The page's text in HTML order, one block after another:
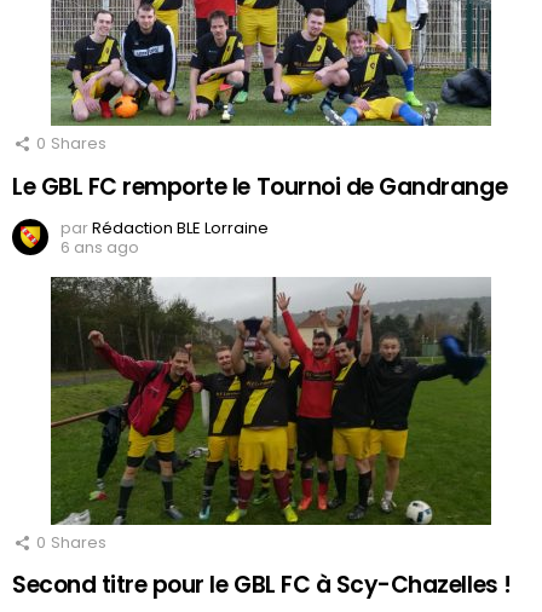
0 Shares
Le GBL FC remporte le Tournoi de Gandrange
parRédaction BLE Lorraine
6 ans ago
0 Shares
Second titre pour le GBL FC à Scy-Chazelles !